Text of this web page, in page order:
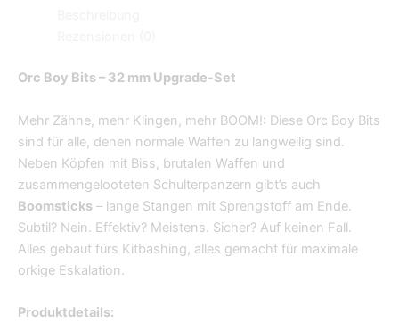
Orc Boy Bits – 32 mm Upgrade-Set
Mehr Zähne, mehr Klingen, mehr BOOM!: Diese Orc Boy Bits
sind für alle, denen normale Waffen zu langweilig sind.
Neben Köpfen mit Biss, brutalen Waffen und
zusammengelooteten Schulterpanzern gibt’s auch
Boomsticks – lange Stangen mit Sprengstoff am Ende.
Subtil? Nein. Effektiv? Meistens. Sicher? Auf keinen Fall.
Alles gebaut fürs Kitbashing, alles gemacht für maximale
orkige Eskalation.
Produktdetails: